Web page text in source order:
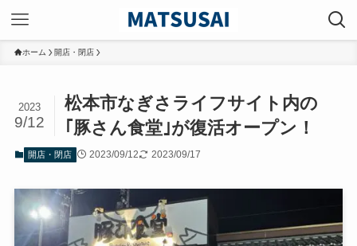
ホーム 開店・閉店
松本市なぎさライフサイト内の
｢豚さん食堂｣が復活オープン！
2023
9/12
開店・閉店 2023/09/12 2023/09/17